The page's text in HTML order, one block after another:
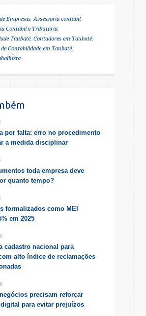
Empresas,Assessoria contábil,
Contábil e Tributária,
Taubaté, Contadores em Taubaté,
Contabilidade em Taubaté,
por falta: erro no procedimento
a medida disciplinar
toda empresa deve
quanto tempo?
formalizados como MEI
em 2025
cadastro nacional para
alto índice de reclamações
precisam reforçar
para evitar prejuízos